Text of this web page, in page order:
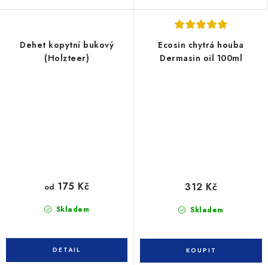
Dehet kopytní bukový
(Holzteer)
Skladem
od 175 Kč
Ecosin chytrá houba
Dermasin oil 100ml
Skladem
312 Kč